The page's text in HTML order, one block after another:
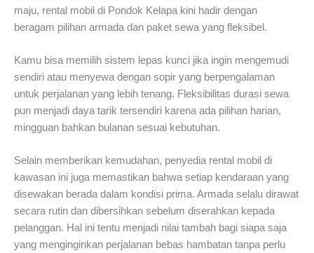
maju, rental mobil di Pondok Kelapa kini hadir dengan
beragam pilihan armada dan paket sewa yang fleksibel.
Kamu bisa memilih sistem lepas kunci jika ingin mengemudi
sendiri atau menyewa dengan sopir yang berpengalaman
untuk perjalanan yang lebih tenang. Fleksibilitas durasi sewa
pun menjadi daya tarik tersendiri karena ada pilihan harian,
mingguan bahkan bulanan sesuai kebutuhan.
Selain memberikan kemudahan, penyedia rental mobil di
kawasan ini juga memastikan bahwa setiap kendaraan yang
disewakan berada dalam kondisi prima. Armada selalu dirawat
secara rutin dan dibersihkan sebelum diserahkan kepada
pelanggan. Hal ini tentu menjadi nilai tambah bagi siapa saja
yang menginginkan perjalanan bebas hambatan tanpa perlu